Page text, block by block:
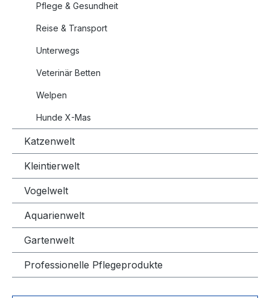
Pflege & Gesundheit
Reise & Transport
Unterwegs
Veterinär Betten
Welpen
Hunde X-Mas
Katzenwelt
Kleintierwelt
Vogelwelt
Aquarienwelt
Gartenwelt
Professionelle Pflegeprodukte